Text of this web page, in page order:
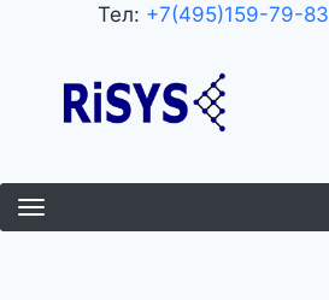
основному
содержанию
Тел: +7(495)159-79-83